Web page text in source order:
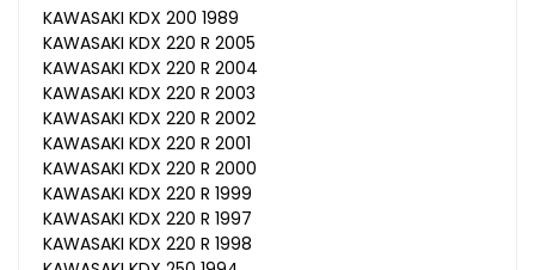
KAWASAKI KDX 200 1989
KAWASAKI KDX 220 R 2005
KAWASAKI KDX 220 R 2004
KAWASAKI KDX 220 R 2003
KAWASAKI KDX 220 R 2002
KAWASAKI KDX 220 R 2001
KAWASAKI KDX 220 R 2000
KAWASAKI KDX 220 R 1999
KAWASAKI KDX 220 R 1997
KAWASAKI KDX 220 R 1998